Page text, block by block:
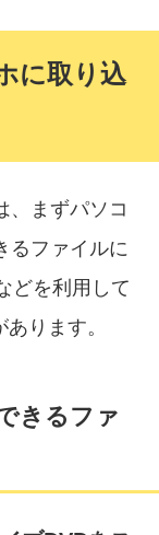
に取り込
、まずパソコ
るファイルに
どを利用して
ります。
きるファ